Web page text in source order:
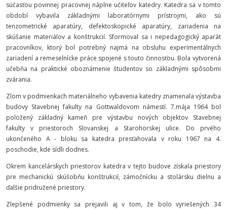
súčasťou povinnej pracovnej náplne učiteľov katedry. Katedra sa v tomto
období vybavila základnými laboratórnymi prístrojmi, ako sú
tenzometrické aparatúry, defektoskopické aparatúry, zariadenia na
skúšanie materiálov a konštrukcií. Sformoval sa i nepedagogický aparát
pracovníkov, ktorý bol potrebný najmä na obsluhu experimentálnych
zariadení a remeselnícke práce spojené s touto činnosťou. Bola vytvorená
učebňa na praktické oboznámenie študentov so základnými spôsobmi
zvárania.
Zlom v podmienkach materiálneho vybavenia katedry znamenala výstavba
budovy Stavebnej fakulty na Gottwaldovom námestí. 7.mája 1964 bol
položený základný kameň pre výstavbu nových objektov Stavebnej
fakulty v priestoroch Slovanskej a Starohorskej ulice. Do prvého
ukončeného A - bloku sa katedra presťahovala v roku 1967 na 4.
poschodie, kde sídli dodnes.
Okrem kancelárskych priestorov katedra v tejto budove získala priestory
pre mechanickú skúšobňu konštrukcií, zámočnícku a stolársku dielnu a
ďalšie pridružené priestory.
Zlepšené podmienky sa prejavili aj v tom, že bolo vyriešených 34